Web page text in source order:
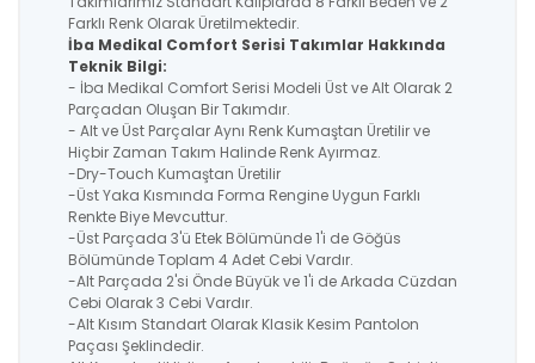
Farklı Renk Olarak Üretilmektedir.
İba Medikal Comfort Serisi Takımlar Hakkında
Teknik Bilgi:
- İba Medikal Comfort Serisi Modeli Üst ve Alt Olarak 2
Parçadan Oluşan Bir Takımdır.
- Alt ve Üst Parçalar Aynı Renk Kumaştan Üretilir ve
Hiçbir Zaman Takım Halinde Renk Ayırmaz.
-Dry-Touch Kumaştan Üretilir
-Üst Yaka Kısmında Forma Rengine Uygun Farklı
Renkte Biye Mevcuttur.
-Üst Parçada 3'ü Etek Bölümünde 1'i de Göğüs
Bölümünde Toplam 4 Adet Cebi Vardır.
-Alt Parçada 2'si Önde Büyük ve 1'i de Arkada Cüzdan
Cebi Olarak 3 Cebi Vardır.
-Alt Kısım Standart Olarak Klasik Kesim Pantolon
Paçası Şeklindedir.